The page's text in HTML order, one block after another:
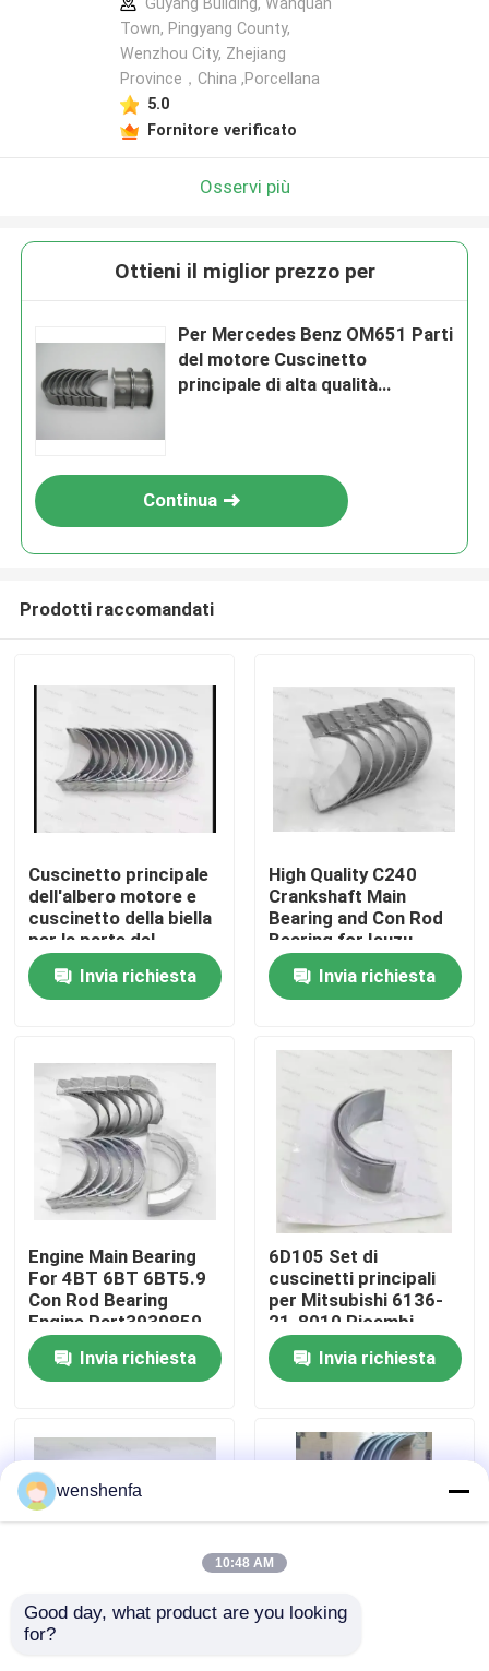
Prodotti
video
Su di noi
Visita alla fabbrica
Controllo della qualità
Contattaci
Notizie
Town, Pingyang County,
Wenzhou City, Zhejiang
Province，China ,Porcellana
5.0
Fornitore verificato
Osservi più
Ottieni il miglior prezzo per
Per Mercedes Benz OM651 Parti
del motore Cuscinetto
principale di alta qualità
Continua
Prodotti raccomandati
Cuscinetto principale
dell'albero motore e
cuscinetto della biella
per la parte del
motore diesel del
motore 6D114
3950661 3945918
Invia richiesta
High Quality C240
Crankshaft Main
Bearing and Con Rod
Bearing for Isuzu
Motor Diesel Engine
Part
Invia richiesta
Engine Main Bearing
For 4BT 6BT 6BT5.9
Con Rod Bearing
Engine Part3939859
3802070
Invia richiesta
6D105 Set di
cuscinetti principali
per Mitsubishi 6136-
21-8010 Ricambi
Cuscinetti per motori
diesel Invia richiesta
Cuscinetto principale
wenshenfa
10:48 AM
Good day, what product are you looking
for?